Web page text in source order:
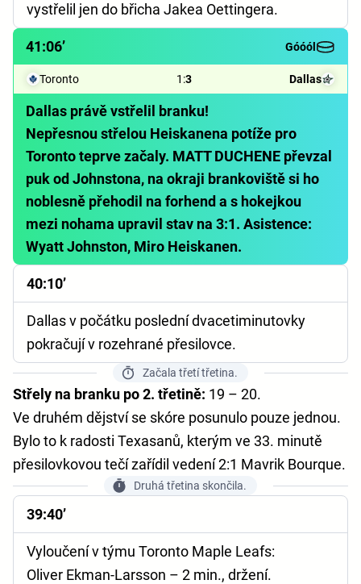
vystřelil jen do břicha Jakea Oettingera.
41:06’ Góóól
Toronto 1 :3 Dallas
Dallas právě vstřelil branku!
Nepřesnou střelou Heiskanena potíže pro
Toronto teprve začaly. MATT DUCHENE převzal
puk od Johnstona, na okraji brankoviště si ho
noblesně přehodil na forhend a s hokejkou
mezi nohama upravil stav na 3:1. Asistence:
Wyatt Johnston, Miro Heiskanen.
40:10’
Dallas v počátku poslední dvacetiminutovky
pokračují v rozehrané přesilovce.
Začala třetí třetina.
Střely na branku po 2. třetině: 19 – 20.
Ve druhém dějství se skóre posunulo pouze jednou.
Bylo to k radosti Texasanů, kterým ve 33. minutě
přesilovkovou tečí zařídil vedení 2:1 Mavrik Bourque.
Druhá třetina skončila.
39:40’
Vyloučení v týmu Toronto Maple Leafs:
Oliver Ekman-Larsson – 2 min., držení.